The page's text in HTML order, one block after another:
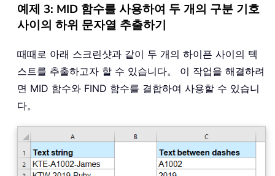
예제 3: MID 함수를 사용하여 두 개의 구분 기호
사이의 하위 문자열 추출하기
때때로 아래 스크린샷과 같이 두 개의 하이픈 사이의 텍
스트를 추출하고자 할 수 있습니다。 이 작업을 해결하려
면 MID 함수와 FIND 함수를 결합하여 사용할 수 있습니
다。